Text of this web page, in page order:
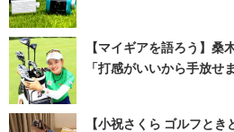
【マイギアを語ろう】
「打感がいいから手放せ
【小祝さくら ゴルフと